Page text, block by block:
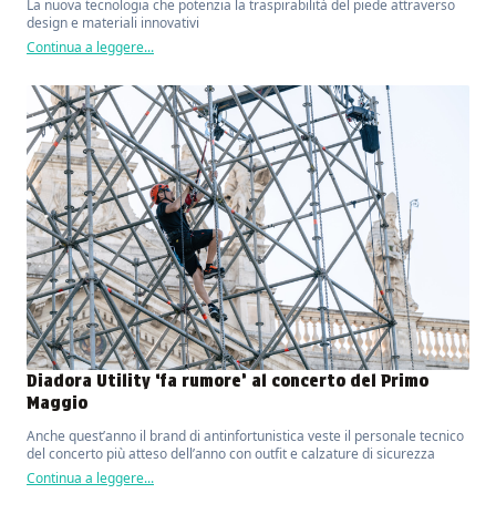
La nuova tecnologia che potenzia la traspirabilità del piede attraverso
design e materiali innovativi
Continua a leggere...
Diadora Utility ‘fa rumore’ al concerto del Primo
Maggio
Anche quest’anno il brand di antinfortunistica veste il personale tecnico
del concerto più atteso dell’anno con outfit e calzature di sicurezza
Continua a leggere...